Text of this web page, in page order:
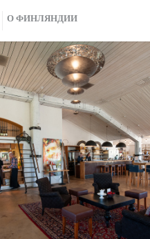
О ФИНЛЯНДИИ